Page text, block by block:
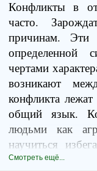
Так вот: тебе
Это значит,
мое. Потому
Каждый
Единственное,
это свое
что никто не
счастье, ты
невозможного.
Конфликты в
часто.
причинам. Эти
определенной
чертами
возникают
конфликта
общий язык.
людьми как
научиться
возникли, уметь
Смотреть ещё...